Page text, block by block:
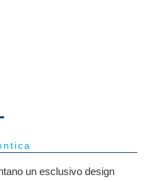
un esclusivo design